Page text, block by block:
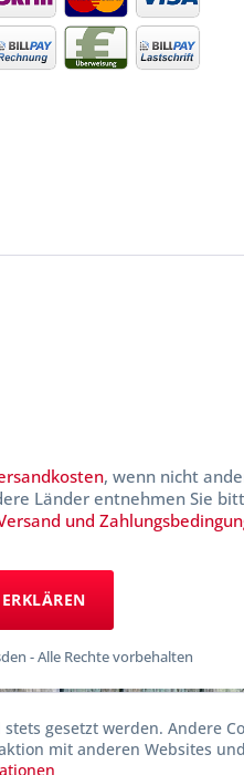
, wenn nicht
Länder entnehmen Sie
und
- Alle Rechte vorbehalten
gesetzt werden. Andere
mit anderen Websites und